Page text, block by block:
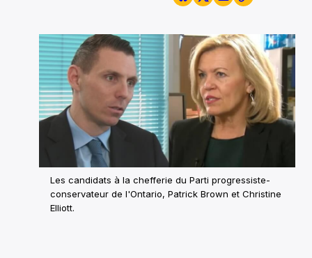
Les candidats à la chefferie du Parti progressiste-
conservateur de l'Ontario, Patrick Brown et Christine
Elliott.